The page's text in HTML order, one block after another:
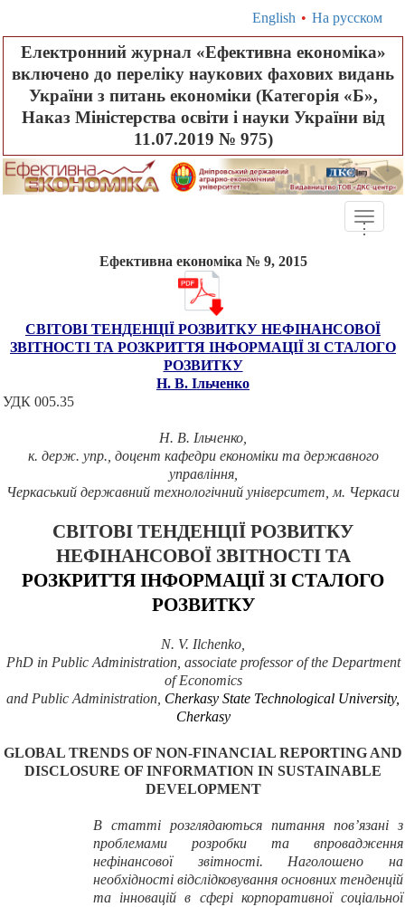
English • На русском
Електронний журнал «Ефективна економіка»
включено до переліку наукових фахових видань
України з питань економіки (Категорія «Б»,
Наказ Міністерства освіти і науки України від
11.07.2019 № 975)
Toggle
...
Ефективна економіка № 9, 2015
СВІТОВІ ТЕНДЕНЦІЇ РОЗВИТКУ НЕФІНАНСОВОЇ
ЗВІТНОСТІ ТА РОЗКРИТТЯ ІНФОРМАЦІЇ ЗІ СТАЛОГО
РОЗВИТКУ
Н. В. Ільченко
УДК 005.35
Н. В. Ільченко,
к. держ. упр., доцент кафедри економіки та державного
управління,
Черкаський державний технологічний університет, м. Черкаси
СВІТОВІ ТЕНДЕНЦІЇ РОЗВИТКУ
НЕФІНАНСОВОЇ ЗВІТНОСТІ ТА
РОЗКРИТТЯ ІНФОРМАЦІЇ ЗІ СТАЛОГО
РОЗВИТКУ
N. V. Ilchenko,
PhD in Public Administration, associate professor of the Department
of Economics
and Public Administration, Cherkasy State Technological University,
Cherkasy
GLOBAL TRENDS OF NON-FINANCIAL REPORTING AND
DISCLOSURE OF INFORMATION IN SUSTAINABLE
DEVELOPMENT
В статті розглядаються питання пов’язані з
проблемами розробки та впровадження
нефінансової звітності. Наголошено на
необхідності відслідковування основних тенденцій
та інновацій в сфері корпоративної соціальної